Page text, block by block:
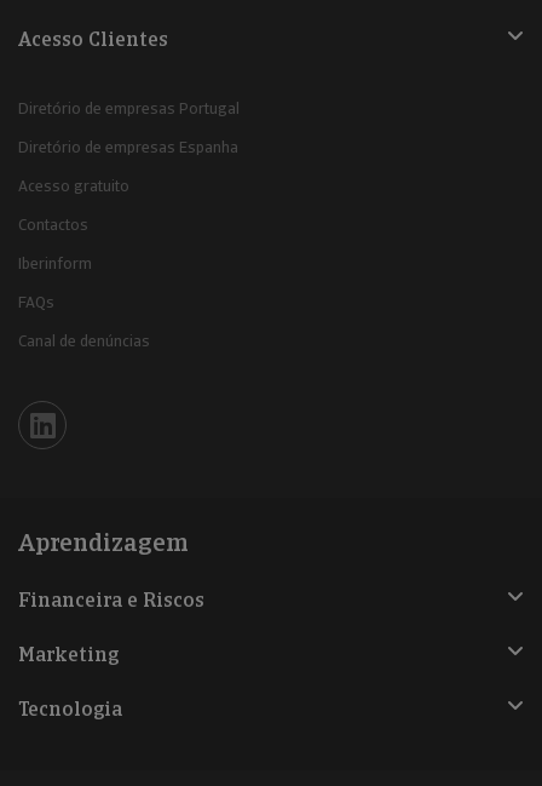
Acesso Clientes
Diretório de empresas Portugal
Diretório de empresas Espanha
Acesso gratuito
Contactos
Iberinform
FAQs
Canal de denúncias
Iberinform en Linkedin
Aprendizagem
Financeira e Riscos
Marketing
Tecnologia